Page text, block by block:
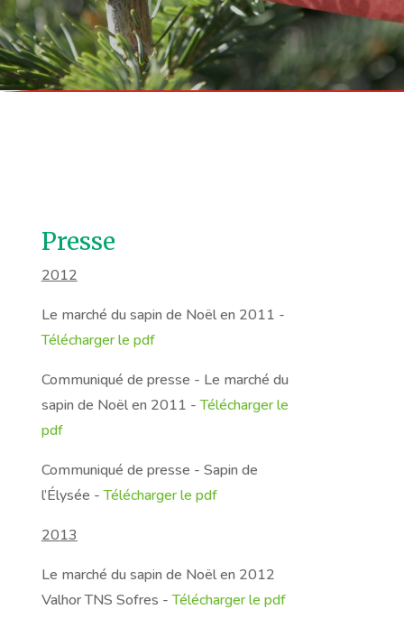
Presse
2012
Le marché du sapin de Noël en 2011 -
Télécharger le pdf
Communiqué de presse - Le marché du
sapin de Noël en 2011 -Télécharger le
pdf
Communiqué de presse - Sapin de
l’Élysée -Télécharger le pdf
2013
Le marché du sapin de Noël en 2012
Valhor TNS Sofres -Télécharger le pdf